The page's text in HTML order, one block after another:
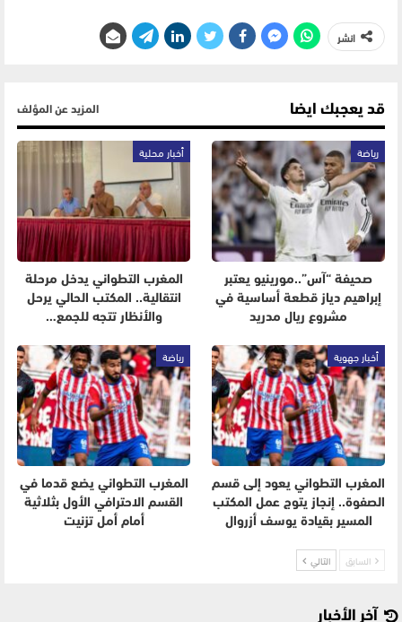
انشر
قد يعجبك ايضا المزيد عن المؤلف
رياضة
صحيفة “آس”..مورينيو يعتبر
إبراهيم دياز قطعة أساسية في
مشروع ريال مدريد
أخبار محلية
المغرب التطواني يدخل مرحلة
انتقالية.. المكتب الحالي يرحل
والأنظار تتجه للجمع…
أخبار جهوية
المغرب التطواني يعود إلى قسم
الصفوة.. إنجاز يتوج عمل المكتب
المسير بقيادة يوسف أزروال
رياضة
المغرب التطواني يضع قدما في
القسم الاحترافي الأول بثلاثية
أمام أمل تزنيت
السابق التالي
آخر الأخبار